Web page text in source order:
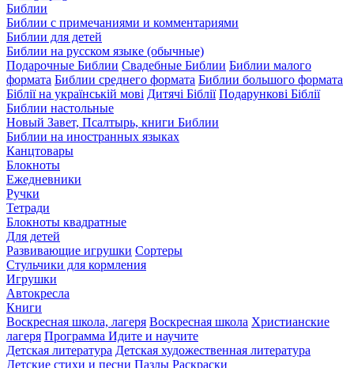
Библии
Библии с примечаниями и комментариями
Библии для детей
Библии на русском языке (обычные)
Подарочные Библии Свадебные Библии Библии малого
формата Библии среднего формата Библии большого формата
Біблії на українській мові Дитячі Біблії Подарункові Біблії
Библии настольные
Новый Завет, Псалтырь, книги Библии
Библии на иностранных языках
Канцтовары
Блокноты
Ежедневники
Ручки
Тетради
Блокноты квадратные
Для детей
Развивающие игрушки Сортеры
Стульчики для кормления
Игрушки
Автокресла
Книги
Воскресная школа, лагеря Воскресная школа Христианские
лагеря Программа Идите и научите
Детская литература Детская художественная литература
Детские стихи и песни Пазлы Раскраски